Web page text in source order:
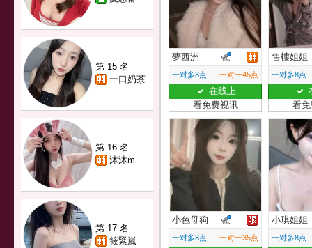
第 15 名
一口奶茶
第 16 名
沐沐m
第 17 名
筱緊嵐
夢西洲
一对多8点 一对一45点
在线上
看免费视讯
售樓姐姐
一对多8点
看
小色母狗
一对多8点 一对一35点
小琪姐姐
一对多8点